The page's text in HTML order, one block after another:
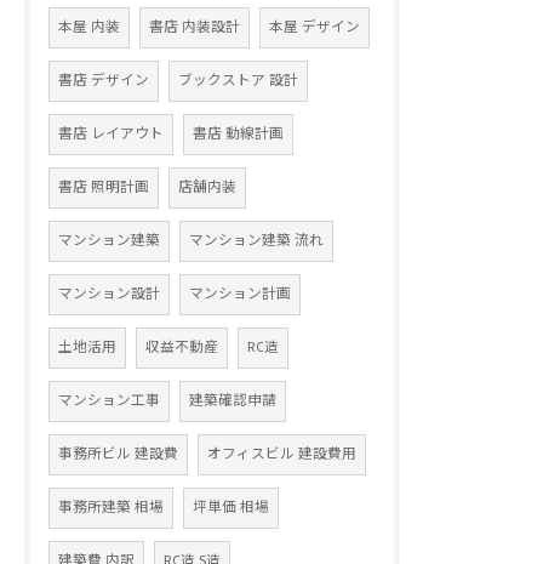
本屋 内装 書店 内装設計 本屋 デザイン
書店 デザイン ブックストア 設計
書店 レイアウト 書店 動線計画
書店 照明計画 店舗内装
マンション建築 マンション建築 流れ
マンション設計 マンション計画
土地活用 収益不動産 RC造
マンション工事 建築確認申請
事務所ビル 建設費 オフィスビル 建設費用
事務所建築 相場 坪単価 相場